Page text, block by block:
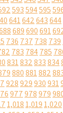
593594595
641642643644
689690691
736 737 738 739
783 784785
831832833834
880881882
928929930931
977978979
1,0181,0191,020